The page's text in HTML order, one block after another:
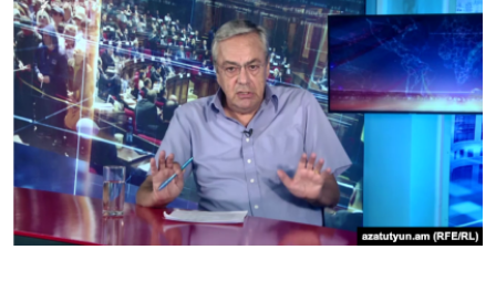
ՏԱՐԱԾԱՇՐՋԱՆ
ՄԻՋԱԶԳԱՅԻՆ
ՄՇԱԿՈՒՅԹ
ՍՊՈՐՏ
ՄԵԿՆԱԲԱՆՈՒԹՅՈՒՆ
ՏՏ ԵՒ ԻՆՏԵՐՆԵՏ